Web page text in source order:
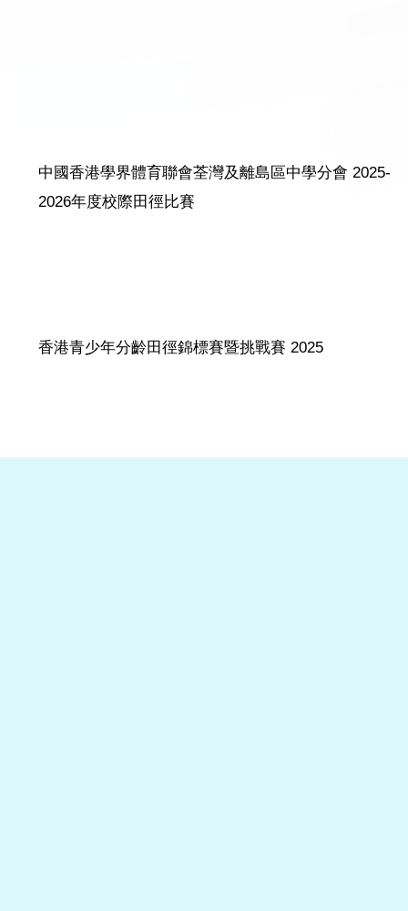
中國香港學界體育聯會荃灣及離島區中學分會 2025-
2026年度校際田徑比賽
香港青少年分齡田徑錦標賽暨挑戰賽 2025